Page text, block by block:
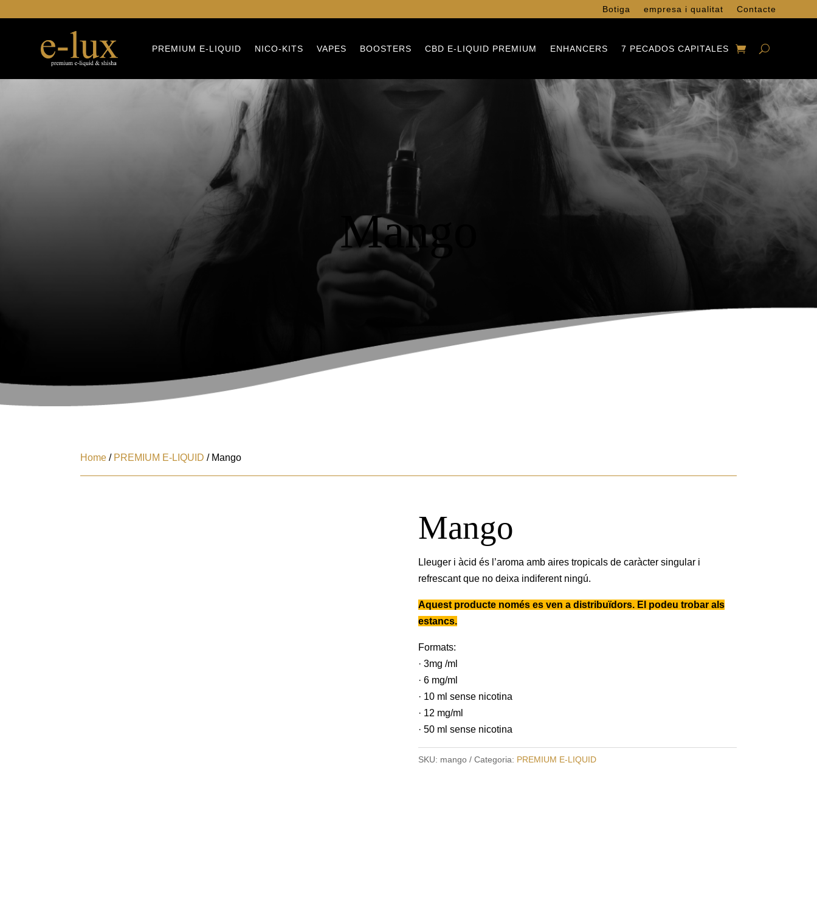
Botiga empresa i qualitat Contacte
PREMIUM E-LIQUID NICO-KITS VAPES BOOSTERS CBD E-LIQUID PREMIUM ENHANCERS 7 PECADOS CAPITALES
Mango
Home / PREMIUM E-LIQUID / Mango
Mango
Lleuger i àcid és l’aroma amb aires tropicals de caràcter singular i
refrescant que no deixa indiferent ningú.
Aquest producte només es ven a distribuïdors. El podeu trobar als
estancs.
Formats:
· 3mg /ml
· 6 mg/ml
· 10 ml sense nicotina
· 12 mg/ml
· 50 ml sense nicotina
SKU: mango Categoria: PREMIUM E-LIQUID